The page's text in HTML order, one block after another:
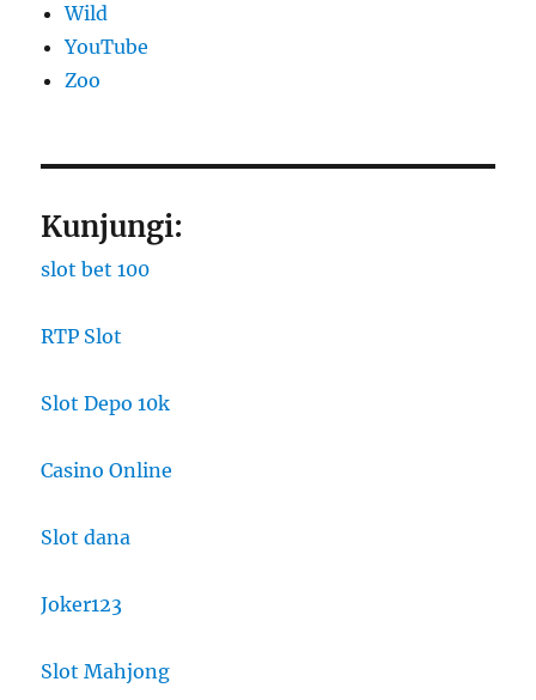
Wild
YouTube
Zoo
Kunjungi:
slot bet 100
RTP Slot
Slot Depo 10k
Casino Online
Slot dana
Joker123
Slot Mahjong